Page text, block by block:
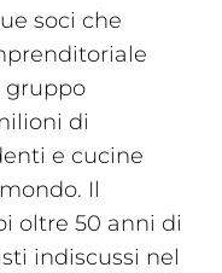
soci che
gruppo
di
e cucine
Il
oltre 50 anni di
indiscussi nel